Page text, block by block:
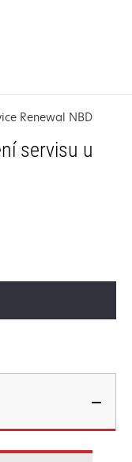
Renewal NBD
servisu u